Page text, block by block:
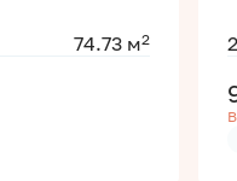
74.73 м2